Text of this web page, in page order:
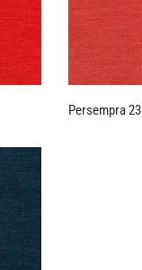
Persempra 23